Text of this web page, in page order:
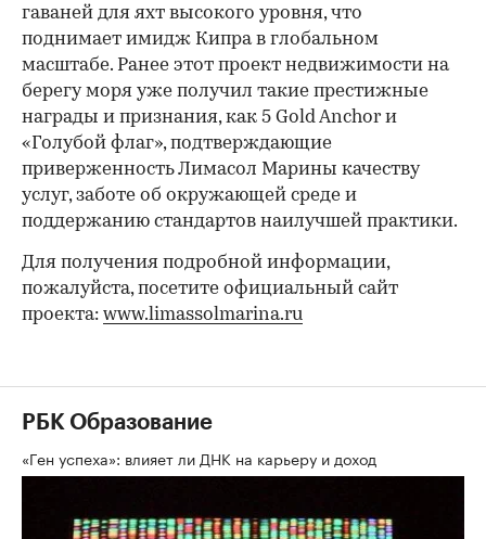
гаваней для яхт высокого уровня, что
поднимает имидж Кипра в глобальном
масштабе. Ранее этот проект недвижимости на
берегу моря уже получил такие престижные
награды и признания, как 5 Gold Anchor и
«Голубой флаг», подтверждающие
приверженность Лимасол Марины качеству
услуг, заботе об окружающей среде и
поддержанию стандартов наилучшей практики.
Для получения подробной информации,
пожалуйста, посетите официальный сайт
проекта: www.limassolmarina.ru
РБК Образование
«Ген успеха»: влияет ли ДНК на карьеру и доход